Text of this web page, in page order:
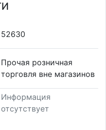
52630
Прочая розничная
торговля вне магазинов
Информация
отсутствует